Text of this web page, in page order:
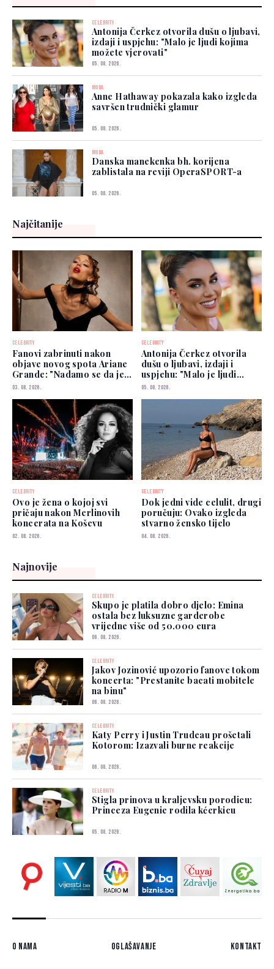
CELEBRITY
Antonija Čerkez otvorila dušu o ljubavi,
izdaji i uspjehu: "Malo je ljudi kojima
možete vjerovati"
05. 08. 2026.
MODA
Anne Hathaway pokazala kako izgleda
savršen trudnički glamur
05. 08. 2026.
MODA
Danska manekenka bh. korijena
zablistala na reviji OperaSPORT-a
05. 08. 2026.
Najčitanije
CELEBRITY
Fanovi zabrinuti nakon
objave novog spota Ariane
Grande: "Nadamo se da je
dobro"
03. 08. 2026.
CELEBRITY
Antonija Čerkez otvorila
dušu o ljubavi, izdaji i
uspjehu: "Malo je ljudi
kojima možete vjerovati"
05. 08. 2026.
CELEBRITY
Ovo je žena o kojoj svi
pričaju nakon Merlinovih
koncerata na Koševu
02. 08. 2026.
CELEBRITY
Dok jedni vide celulit, drugi
poručuju: Ovako izgleda
stvarno žensko tijelo
04. 08. 2026.
Najnovije
CELEBRITY
Skupo je platila dobro djelo: Emina
ostala bez luksuzne garderobe
vrijedne više od 50.000 eura
06. 08. 2026.
CELEBRITY
Jakov Jozinović upozorio fanove tokom
koncerta: "Prestanite bacati mobitele
na binu"
06. 08. 2026.
CELEBRITY
Katy Perry i Justin Trudeau prošetali
Kotorom: Izazvali burne reakcije
06. 08. 2026.
CELEBRITY
Stigla prinova u kraljevsku porodicu:
Princeza Eugenie rodila kćerkicu
05. 08. 2026.
O nama Oglašavanje Kontakt